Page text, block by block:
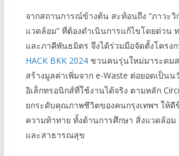
จากสถานการณ์ข้างต้น สะท้อนถึง “ภาวะวิ
แวดล้อม” ที่ต้องดำเนินการแก้ไขโดยด่วน
และภาคีพันธมิตร จึงได้ร่วมมือจัดตั้งโครงก
HACK BKK 2024 ชวนคนรุ่นใหม่มาระดมส
สร้างมูลค่าเพิ่มจาก e-Waste ต่อยอดเป็น
อิเล็กทรอนิกส์ที่ใช้งานได้จริง ตามหลัก
ยกระดับคุณภาพชีวิตของคนกรุงเทพฯ ให้ดี
ความท้าทาย ทั้งด้านการศึกษา สิ่งแวดล้อ
และสาธารณสุข